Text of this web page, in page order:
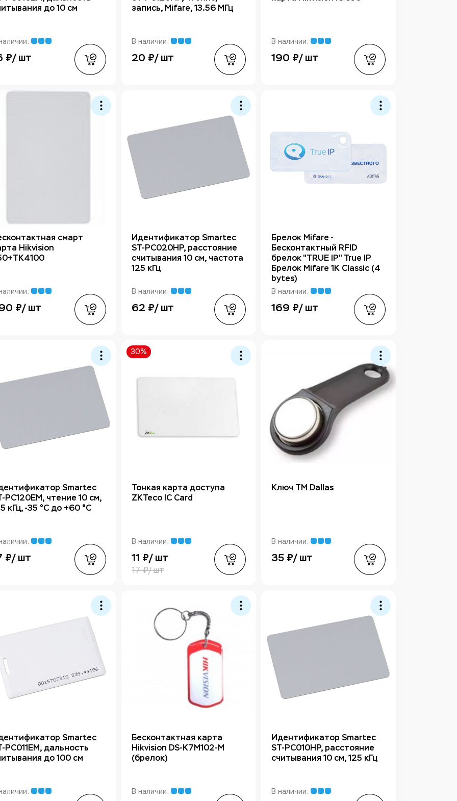
до 10 см
₽/ шт
запись, Mifare, 13.56 МГц
В наличии:
20 ₽/ шт
В наличии:
190 ₽/ шт
смарт
Hikvision
₽/ шт
Идентификатор Smartec
ST-PC020HP, расстояние
считывания 10 см, частота
125 кГц
В наличии:
62 ₽/ шт
Брелок Mifare -
Бесконтактный RFID
брелок "TRUE IP" True IP
Брелок Mifare 1K Classic (4
bytes)
В наличии:
169 ₽/ шт
Smartec
PC120EM, чтение 10 см,
кГц, -35 °С до +60 °С
₽/ шт
30%
Тонкая карта доступа
ZKTeco IC Card
В наличии:
11 ₽/ шт
17 ₽/ шт
Ключ TM Dallas
В наличии:
35 ₽/ шт
Smartec
PC011EM, дальность
до 100 см
Бесконтактная карта
Hikvision DS-K7M102-M
(брелок)
В наличии:
Идентификатор Smartec
ST-PC010HP, расстояние
считывания 10 см, 125 кГц
В наличии: